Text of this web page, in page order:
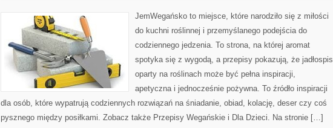
JemWegańsko to miejsce, które narodziło się z miłości
do kuchni roślinnej i przemyślanego podejścia do
codziennego jedzenia. To strona, na której aromat
spotyka się z wygodą, a przepisy pokazują, że jadłospis
oparty na roślinach może być pełna inspiracji,
apetyczna i jednocześnie pożywna. To źródło inspiracji
dla osób, które wypatrują codziennych rozwiązań na śniadanie, obiad, kolację, deser czy coś
pysznego między posiłkami. Zobacz także Przepisy Wegańskie i Dla Dzieci. Na stronie […]